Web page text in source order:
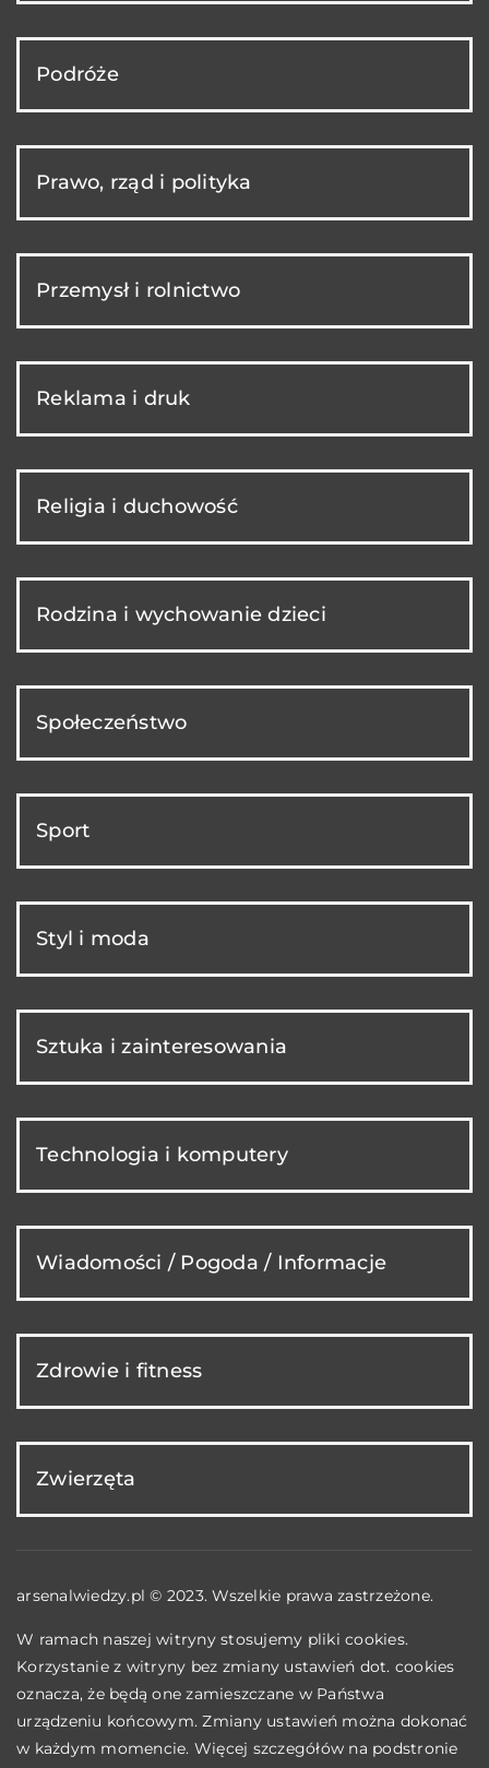
Podróże
Prawo, rząd i polityka
Przemysł i rolnictwo
Reklama i druk
Religia i duchowość
Rodzina i wychowanie dzieci
Społeczeństwo
Sport
Styl i moda
Sztuka i zainteresowania
Technologia i komputery
Wiadomości / Pogoda / Informacje
Zdrowie i fitness
Zwierzęta
arsenalwiedzy.pl © 2023. Wszelkie prawa zastrzeżone.
W ramach naszej witryny stosujemy pliki cookies.
Korzystanie z witryny bez zmiany ustawień dot. cookies
oznacza, że będą one zamieszczane w Państwa
urządzeniu końcowym. Zmiany ustawień można dokonać
w każdym momencie. Więcej szczegółów na podstronie